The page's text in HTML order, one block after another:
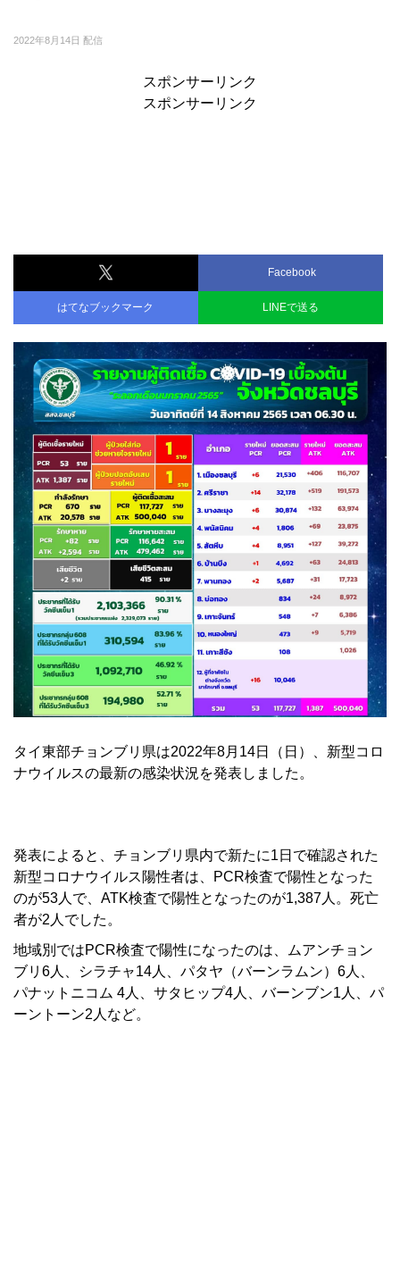
2022年8月14日 配信
スポンサーリンク
スポンサーリンク
Facebook
はてなブックマーク LINEで送る
タイ東部チョンブリ県は2022年8月14日（日）、新型コロ
ナウイルスの最新の感染状況を発表しました。
発表によると、チョンブリ県内で新たに1日で確認された
新型コロナウイルス陽性者は、PCR検査で陽性となった
のが53人で、ATK検査で陽性となったのが1,387人。死亡
者が2人でした。
地域別ではPCR検査で陽性になったのは、ムアンチョン
ブリ6人、シラチャ14人、パタヤ（バーンラムン）6人、
パナットニコム 4人、サタヒップ4人、バーンブン1人、パ
ーントーン2人など。